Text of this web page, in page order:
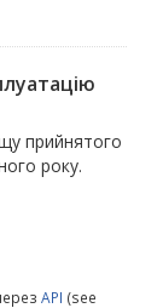
прийнятого
року.
API (see